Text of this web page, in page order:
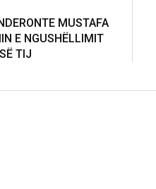
MUSTAFA
E NGUSHËLLIMIT
TIJ